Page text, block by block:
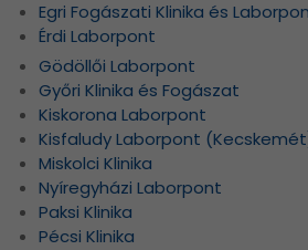
Egri Fogászati Klinika és
Érdi Laborpont
Gödöllői Laborpont
Győri Klinika és Fogászat
Kiskorona Laborpont
Kisfaludy Laborpont
Miskolci Klinika
Nyíregyházi Laborpont
Paksi Klinika
Pécsi Klinika